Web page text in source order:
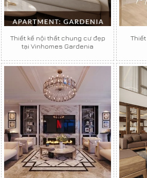
Thiết kế nội thất chung cư đẹp
tại Vinhomes Gardenia